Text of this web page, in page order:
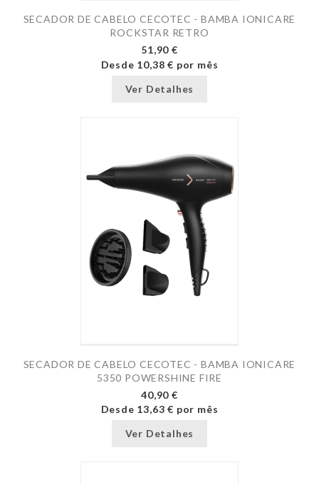
SECADOR DE CABELO CECOTEC - BAMBA IONICARE
ROCKSTAR RETRO
51,90 €
Desde 10,38 € por mês
Ver Detalhes
SECADOR DE CABELO CECOTEC - BAMBA IONICARE
5350 POWERSHINE FIRE
40,90 €
Desde 13,63 € por mês
Ver Detalhes